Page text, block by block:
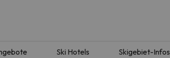
Ski Hotels Skigebiet-Infos